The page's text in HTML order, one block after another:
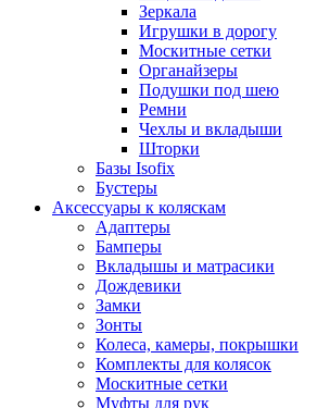
Зеркала
Игрушки в дорогу
Москитные сетки
Органайзеры
Подушки под шею
Ремни
Чехлы и вкладыши
Шторки
Базы Isofix
Бустеры
Аксессуары к коляскам
Адаптеры
Бамперы
Вкладышы и матрасики
Дождевики
Замки
Зонты
Колеса, камеры, покрышки
Комплекты для колясок
Москитные сетки
Муфты для рук